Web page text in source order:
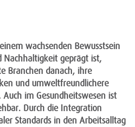
wachsenden Bewusstsein
Nachhaltigkeit geprägt ist,
Branchen danach, ihre
und umweltfreundlichere
im Gesundheitswesen ist
Durch die Integration
Standards in den Arbeitsalltag